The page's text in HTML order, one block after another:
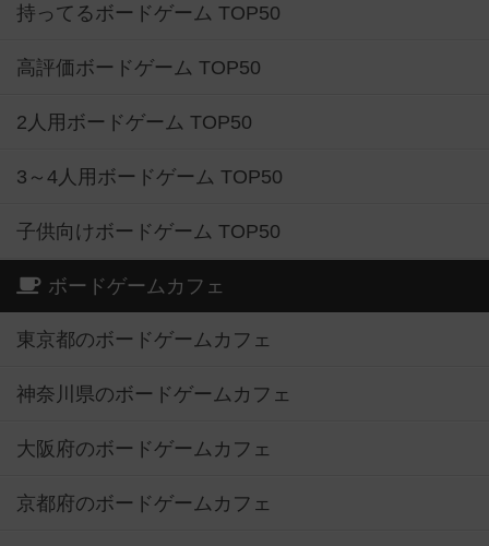
持ってるボードゲーム TOP50
高評価ボードゲーム TOP50
2人用ボードゲーム TOP50
3～4人用ボードゲーム TOP50
子供向けボードゲーム TOP50
ボードゲームカフェ
東京都のボードゲームカフェ
神奈川県のボードゲームカフェ
大阪府のボードゲームカフェ
京都府のボードゲームカフェ